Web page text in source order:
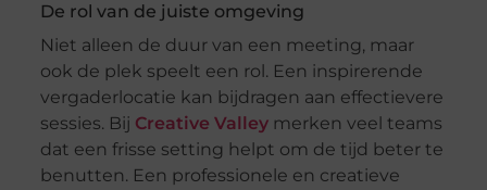
De rol van de juiste omgeving
Niet alleen de duur van een meeting, maar
ook de plek speelt een rol. Een inspirerende
vergaderlocatie kan bijdragen aan effectievere
sessies. Bij Creative Valleymerken veel teams
dat een frisse setting helpt om de tijd beter te
benutten. Een professionele en creatieve